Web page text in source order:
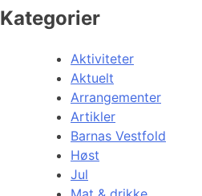
Kategorier
Aktiviteter
Aktuelt
Arrangementer
Artikler
Barnas Vestfold
Høst
Jul